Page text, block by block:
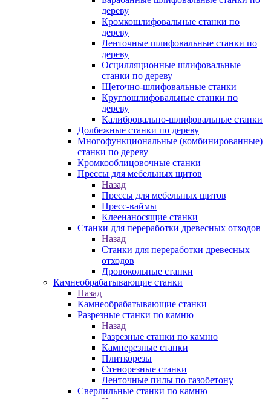
дереву
Кромкошлифовальные станки по
дереву
Ленточные шлифовальные станки по
дереву
Осцилляционные шлифовальные
станки по дереву
Щеточно-шлифовальные станки
Круглошлифовальные станки по
дереву
Калибровально-шлифовальные станки
Долбежные станки по дереву
Многофункциональные (комбинированные)
станки по дереву
Кромкооблицовочные станки
Прессы для мебельных щитов
Назад
Прессы для мебельных щитов
Пресс-ваймы
Клеенаносящие станки
Станки для переработки древесных отходов
Назад
Станки для переработки древесных
отходов
Дровокольные станки
Камнеобрабатывающие станки
Назад
Камнеобрабатывающие станки
Разрезные станки по камню
Назад
Разрезные станки по камню
Камнерезные станки
Плиткорезы
Стенорезные станки
Ленточные пилы по газобетону
Сверлильные станки по камню